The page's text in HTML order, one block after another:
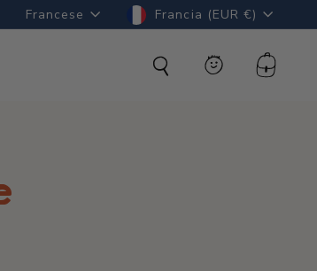
Lingua
Francese Valuta Francia (EUR €)
Cerca Conto